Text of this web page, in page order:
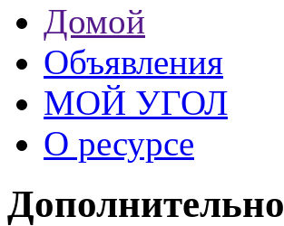
Домой
Объявления
МОЙ УГОЛ
О ресурсе
Дополнительно